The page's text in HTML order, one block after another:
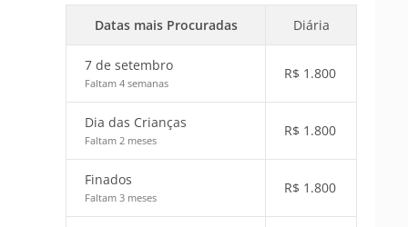
Datas mais Procuradas Diária
7 de setembro
Faltam 4 semanas
R$ 1.800
Dia das Crianças
Faltam 2 meses
R$ 1.800
Finados
Faltam 3 meses
R$ 1.800